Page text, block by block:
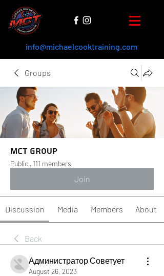
info@michaelcooktraining.com
Groups
MCT Group
Public · 111 members
Join
Discussion Media Members About
Back
Администратор Советует
August 26, 2023